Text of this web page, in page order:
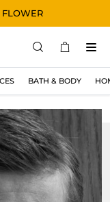
FLOWER
BATH & BODY